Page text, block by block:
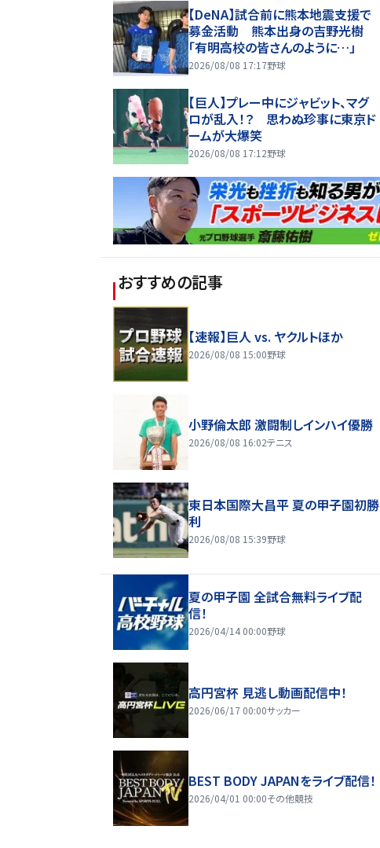
【DeNA】試合前に熊本地震支援で
募金活動 熊本出身の吉野光樹
「有明高校の皆さんのように…」
2026/08/08 17:17野球
【巨人】プレー中にジャビット、マグ
ロが乱入！？ 思わぬ珍事に東京ド
ームが大爆笑
2026/08/08 17:12野球
おすすめの記事
【速報】巨人 vs. ヤクルトほか
2026/08/08 15:00野球
小野倫太郎 激闘制しインハイ優勝
2026/08/08 16:02テニス
東日本国際大昌平 夏の甲子園初勝
利
2026/08/08 15:39野球
夏の甲子園 全試合無料ライブ配
信！
2026/04/14 00:00野球
高円宮杯 見逃し動画配信中！
2026/06/17 00:00サッカー
BEST BODY JAPANをライブ配信！
2026/04/01 00:00その他競技